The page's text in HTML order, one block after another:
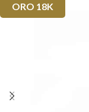
ORO 18K